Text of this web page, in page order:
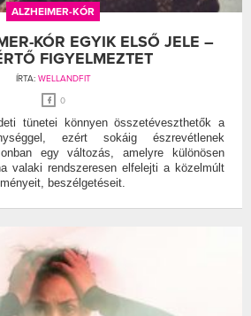
ALZHEIMER-KÓR
KÓR EGYIK ELSŐ JELE –
FIGYELMEZTET
ÍRTA: WELLANDFIT
0
tünetei könnyen összetéveszthetők a
ezért sokáig észrevétlenek
egy változás, amelyre különösen
valaki rendszeresen elfelejti a közelmúlt
beszélgetéseit.